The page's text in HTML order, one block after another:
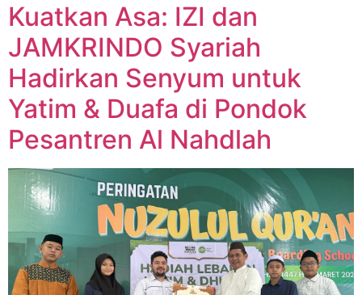
Kuatkan Asa: IZI dan
JAMKRINDO Syariah
Hadirkan Senyum untuk
Yatim & Duafa di Pondok
Pesantren Al Nahdlah